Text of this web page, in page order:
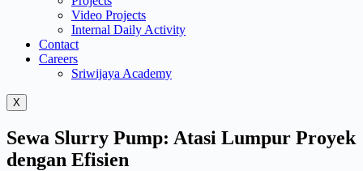
Video Projects
Internal Daily Activity
Contact
Careers
Sriwijaya Academy
X
Sewa Slurry Pump: Atasi Lumpur Proyek
dengan Efisien